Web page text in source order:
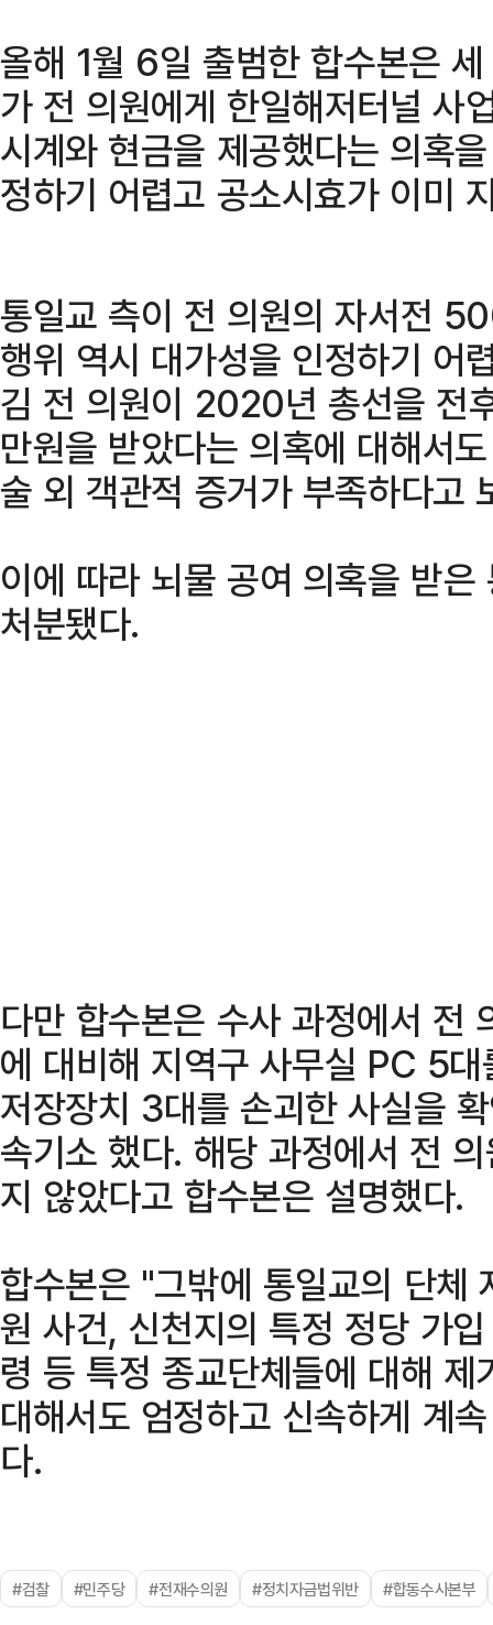
올해 1월 6일 출범한 합수본은
가 전 의원에게 한일해저터널 사
시계와 현금을 제공했다는 의혹
정하기 어렵고 공소시효가 이미
통일교 측이 전 의원의 자서전
행위 역시 대가성을 인정하기 어
김 전 의원이 2020년 총선을 전
만원을 받았다는 의혹에 대해서
술 외 객관적 증거가 부족하다고
이에 따라 뇌물 공여 의혹을 받
처분됐다.
다만 합수본은 수사 과정에서 전
에 대비해 지역구 사무실 PC 5
저장장치 3대를 손괴한 사실을
속기소 했다. 해당 과정에서 전
지 않았다고 합수본은 설명했다.
합수본은 "그밖에 통일교의 단체
원 사건, 신천지의 특정 정당 가
령 등 특정 종교단체들에 대해
대해서도 엄정하고 신속하게 계
다.
#검찰 #민주당 #전재수의원 #정치자금법위반 #합동수사본부